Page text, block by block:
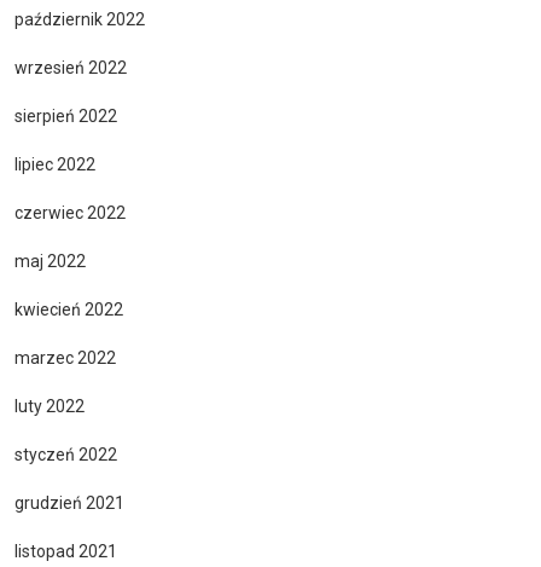
październik 2022
wrzesień 2022
sierpień 2022
lipiec 2022
czerwiec 2022
maj 2022
kwiecień 2022
marzec 2022
luty 2022
styczeń 2022
grudzień 2021
listopad 2021